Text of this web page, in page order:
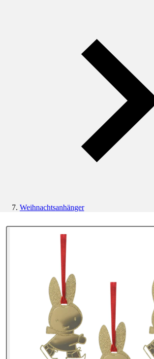
Weihnachtsanhänger